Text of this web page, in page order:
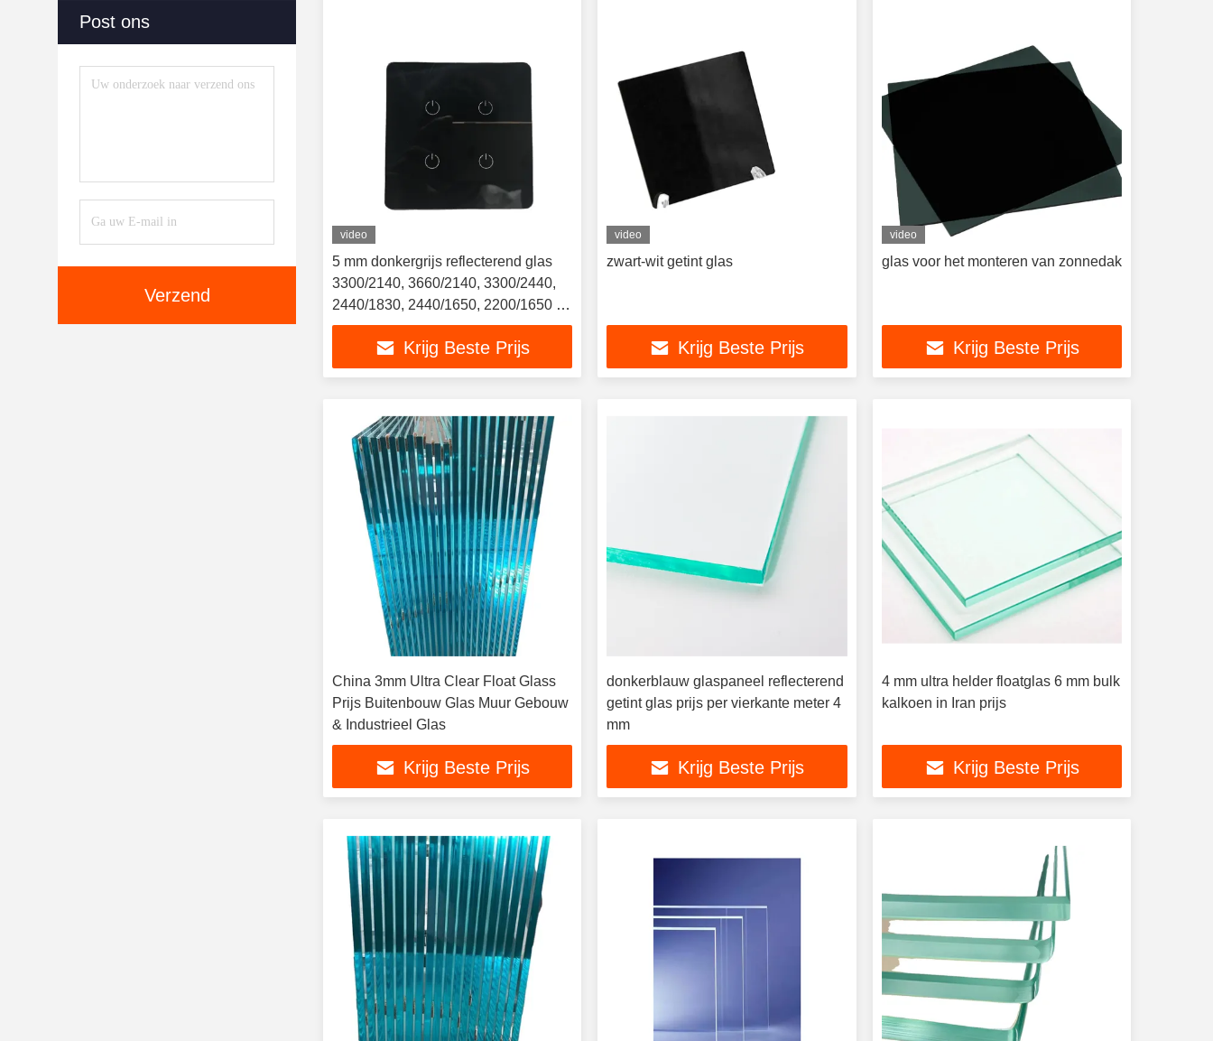
Post ons
Verzend
video
5 mm donkergrijs reflecterend glas
3300/2140, 3660/2140, 3300/2440,
2440/1830, 2440/1650, 2200/1650 en
maatwerk
Krijg Beste Prijs
video
zwart-wit getint glas
Krijg Beste Prijs
video
glas voor het monteren van zonnedak
Krijg Beste Prijs
China 3mm Ultra Clear Float Glass
Prijs Buitenbouw Glas Muur Gebouw
& Industrieel Glas
Krijg Beste Prijs
donkerblauw glaspaneel reflecterend
getint glas prijs per vierkante meter 4
mm
Krijg Beste Prijs
4 mm ultra helder floatglas 6 mm bulk
kalkoen in Iran prijs
Krijg Beste Prijs